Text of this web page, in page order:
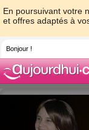
En poursuivant votre
et offres adaptés à
Bonjour !